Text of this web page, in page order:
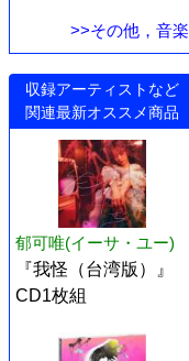
>>その他，音楽
収録アーティストなど
関連最新オススメ商品
郁可唯(イーサ・ユー)
『我怪（台湾版）』
CD1枚組